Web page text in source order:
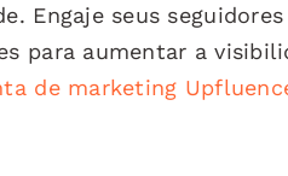
Engaje seus
para aumentar a
de marketing